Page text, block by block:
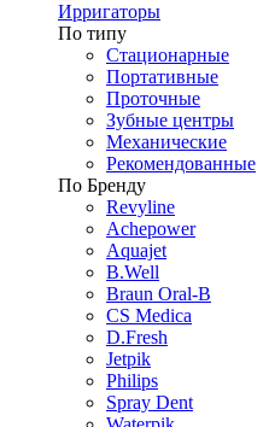
Ирригаторы
По типу
Стационарные
Портативные
Проточные
Зубные центры
Механические
Рекомендованные
По Бренду
Revyline
Achepower
Aquajet
B.Well
Braun Oral-B
CS Medica
D.Fresh
Jetpik
Philips
Spray Dent